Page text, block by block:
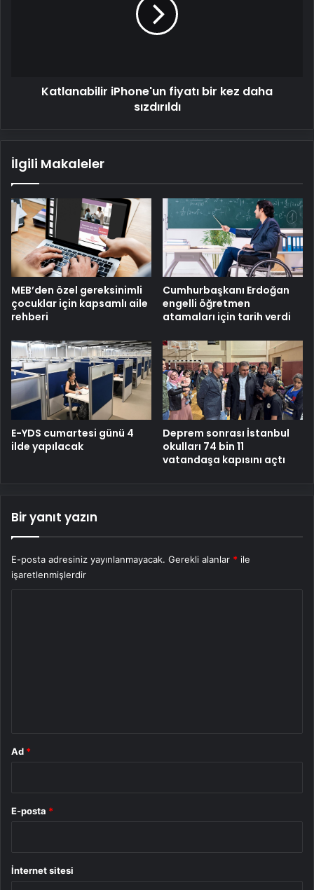
Katlanabilir iPhone'un fiyatı bir kez daha
sızdırıldı
İlgili Makaleler
MEB’den özel gereksinimli
çocuklar için kapsamlı aile
rehberi
Cumhurbaşkanı Erdoğan
engelli öğretmen
atamaları için tarih verdi
E-YDS cumartesi günü 4
ilde yapılacak
Deprem sonrası İstanbul
okulları 74 bin 11
vatandaşa kapısını açtı
Bir yanıt yazın
E-posta adresiniz yayınlanmayacak. Gerekli alanlar * ile
işaretlenmişlerdir
Ad *
E-posta *
İnternet sitesi